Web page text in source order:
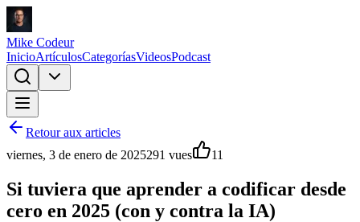
Mike Codeur
InicioArtículosCategoríasVideosPodcast
Retour aux articles
viernes, 3 de enero de 2025291 vues 11
Si tuviera que aprender a codificar desde
cero en 2025 (con y contra la IA)